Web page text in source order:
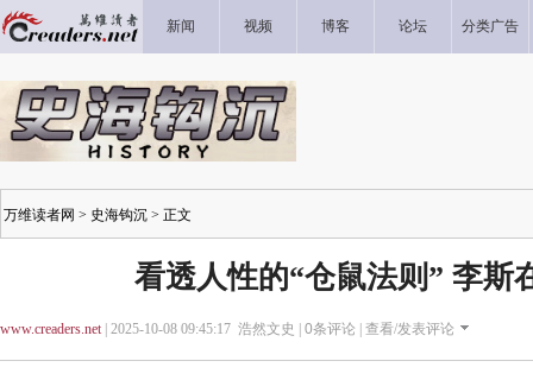
新闻 视频 博客 论坛 分类广告
万维读者网 > 史海钩沉 > 正文
看透人性的“仓鼠法则” 李斯
www.creaders.net| 2025-10-08 09:45:17 浩然文史 | 0条评论 | 查看/发表评论